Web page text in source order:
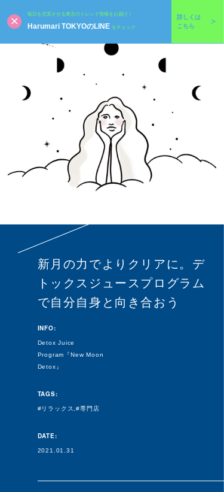
毎日を充実させる東京のトレンド情報をお届け！
Harumari TOKYOのLINE をチェック
詳しくは
こちら
新月の力でよりクリアに。デ
トックスジュースプログラム
で自分自身と向き合おう
INFO:
Detox Juice
Program『New Moon
Detox』
TAGS:
リラックス 専門店
DATE:
2021.01.31